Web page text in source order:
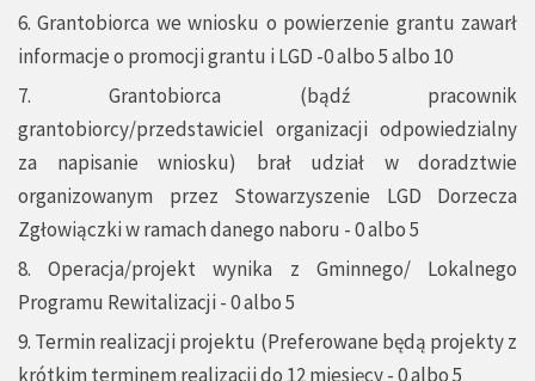
6. Grantobiorca we wniosku o powierzenie grantu zawarł
informacje o promocji grantu i LGD -0 albo 5 albo 10
7. Grantobiorca (bądź pracownik
grantobiorcy/przedstawiciel organizacji odpowiedzialny
za napisanie wniosku) brał udział w doradztwie
organizowanym przez Stowarzyszenie LGD Dorzecza
Zgłowiączki w ramach danego naboru - 0 albo 5
8. Operacja/projekt wynika z Gminnego/ Lokalnego
Programu Rewitalizacji - 0 albo 5
9. Termin realizacji projektu (Preferowane będą projekty z
krótkim terminem realizacji do 12 miesięcy - 0 albo 5